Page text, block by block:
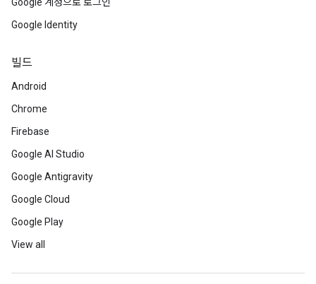
Google Identity
빌드
Android
Chrome
Firebase
Google AI Studio
Google Antigravity
Google Cloud
Google Play
View all